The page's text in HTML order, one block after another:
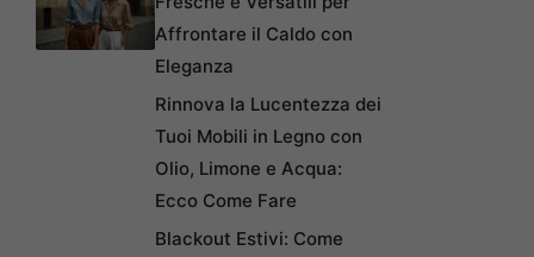
Affrontare il Caldo con
Eleganza
Rinnova la Lucentezza dei
Tuoi Mobili in Legno con
Olio, Limone e Acqua:
Ecco Come Fare
Blackout Estivi: Come